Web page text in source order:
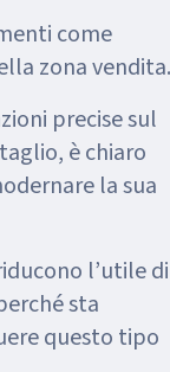
come
zona vendita.
precise sul
è chiaro
la sua
l’utile di
sta
questo tipo